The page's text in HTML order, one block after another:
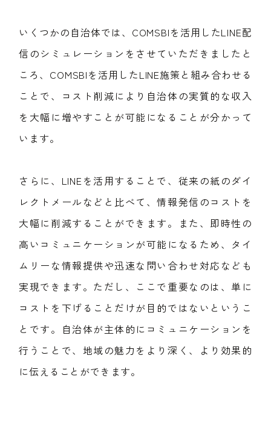
いくつかの自治体では、COMSBIを活用したLINE配
信のシミュレーションをさせていただきましたと
ころ、COMSBIを活用したLINE施策と組み合わせる
ことで、コスト削減により自治体の実質的な収入
を大幅に増やすことが可能になることが分かって
います。
さらに、LINEを活用することで、従来の紙のダイ
レクトメールなどと比べて、情報発信のコストを
大幅に削減することができます。また、即時性の
高いコミュニケーションが可能になるため、タイ
ムリーな情報提供や迅速な問い合わせ対応なども
実現できます。ただし、ここで重要なのは、単に
コストを下げることだけが目的ではないというこ
とです。自治体が主体的にコミュニケーションを
行うことで、地域の魅力をより深く、より効果的
に伝えることができます。